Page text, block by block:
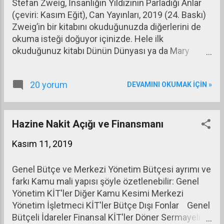
konuttaki (altta sağdaki grafik)
durumu gösteriyor. Otomotivde
pazarın durumunda(mavi olan bu yıl,
turuncu geçen yıl ve çubuklar on yılın
ortalaması) son üç ayda toparlanma
Konut satış fiyatlarındaki
toparlanmayı da sağdaki grafikten
görebiliyoruz. Nominal satış fiyatları
ve dolayısıyla reel satış fiyatları
toparlanmanın maliyeti nereye
Stefan Zweig, İnsanlığın Yıldızının Parladığı Anlar
(çeviri: Kasım Eğit), Can Yayınları, 2019 (24. Baskı)
Zweig’in bir kitabını okuduğunuzda diğerlerini de
okuma isteği doğuyor içinizde. Hele ilk
okuduğunuz kitabı Dünün Dünyası ya da Mary
anlatıyor. Bu 14 olayın kahramanları arasında
Tolstoy, Lenin gibi isimler var. Bazı bölümler çok
önemli bazıları o kadar da önemli değil gibi (ya da
tadında anlatmış. Ama eğer Zweig’in sadece bir
ya da Mary Stuart’ı okuyun.
20 yorum DEVAMINI OKUMAK IÇIN »
Hazine Nakit Açığı ve Finansmanı
Kasım 11, 2019
Genel Bütçe ve Merkezi Yönetim Bütçesi ayrımı ve
farkı Kamu mali yapısı şöyle özetlenebilir: Genel
Yönetim KİT'ler Diğer Kamu Kesimi Merkezi
Yönetim İşletmeci KİT'ler Bütçe Dışı Fonlar Genel
Bütçeli İdareler Finansal KİT'ler Döner Sermayeli